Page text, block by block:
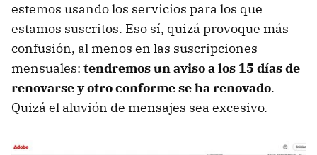
estemos usando los servicios para los que
estamos suscritos. Eso sí, quizá provoque más
confusión, al menos en las suscripciones
mensuales: tendremos un aviso a los 15 días de
renovarse y otro conforme se ha renovado.
Quizá el aluvión de mensajes sea excesivo.